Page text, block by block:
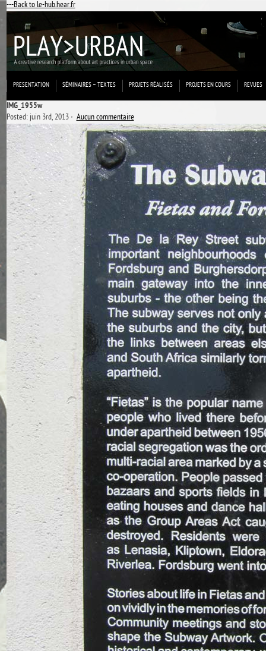
---Back to le-hub.hear.fr
PRESENTATION SÉMINAIRES – TEXTES PROJETS RÉALISÉS PROJETS EN COURS REVUES
IMG_1955w
Posted: juin 3rd, 2013 ˑAucun commentaire